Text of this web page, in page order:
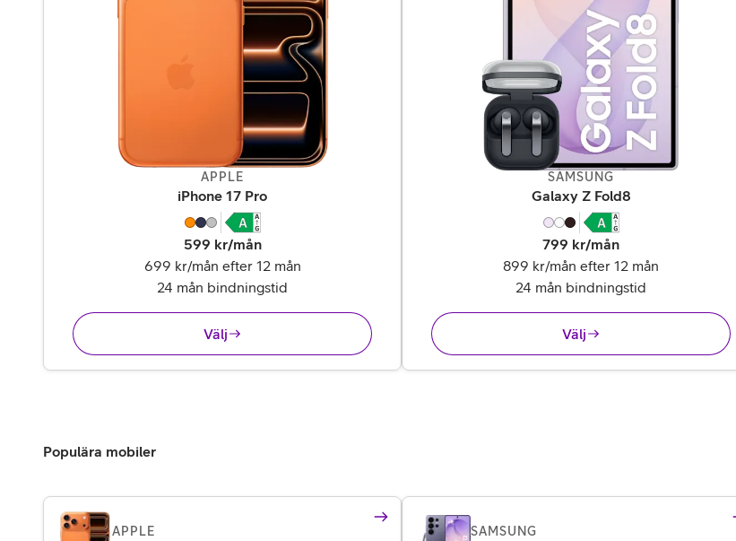
APPLE
iPhone 17 Pro,
599 kr/mån
699 kr/mån efter 12 mån
24 mån bindningstid
Välj
SAMSUNG
Galaxy Z Fold8,
799 kr/mån
899 kr/mån efter 12 mån
24 mån bindningstid
Välj
Populära mobiler
APPLE SAMSUNG